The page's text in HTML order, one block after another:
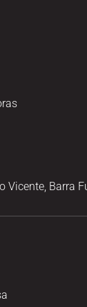
Vicente, Barra